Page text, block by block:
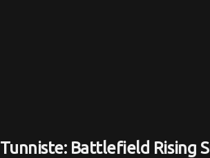
Tunniste: Battlefield Rising